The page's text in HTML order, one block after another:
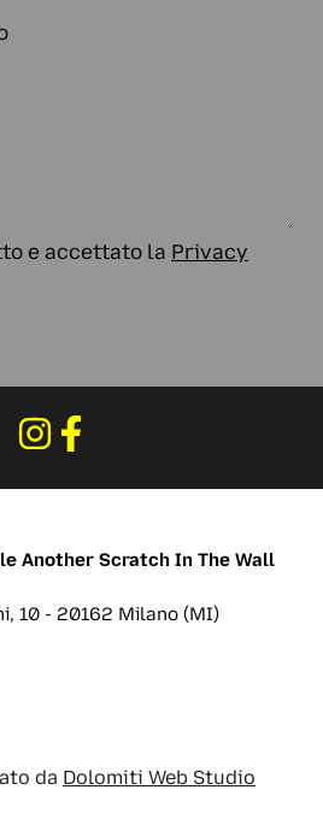
e accettato la Privacy
Another Scratch In The Wall
10 - 20162 Milano (MI)
da Dolomiti Web Studio